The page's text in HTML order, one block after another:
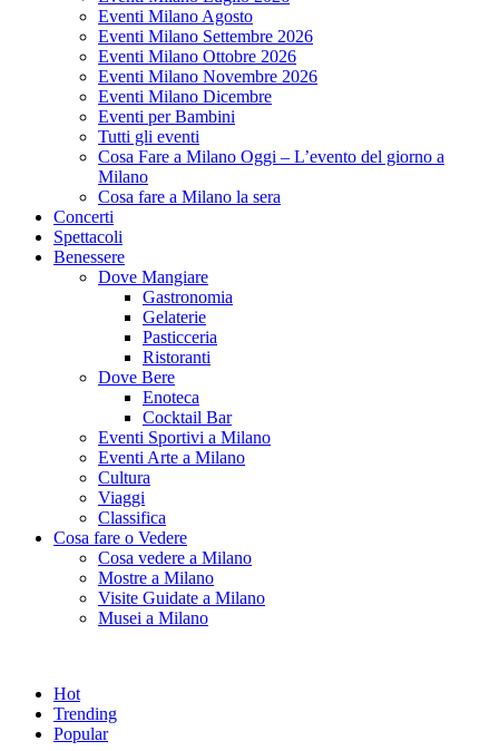
Eventi Milano Agosto
Eventi Milano Settembre 2026
Eventi Milano Ottobre 2026
Eventi Milano Novembre 2026
Eventi Milano Dicembre
Eventi per Bambini
Tutti gli eventi
Cosa Fare a Milano Oggi – L’evento del giorno a
Milano
Cosa fare a Milano la sera
Concerti
Spettacoli
Benessere
Dove Mangiare
Gastronomia
Gelaterie
Pasticceria
Ristoranti
Dove Bere
Enoteca
Cocktail Bar
Eventi Sportivi a Milano
Eventi Arte a Milano
Cultura
Viaggi
Classifica
Cosa fare o Vedere
Cosa vedere a Milano
Mostre a Milano
Visite Guidate a Milano
Musei a Milano
Hot
Trending
Popular